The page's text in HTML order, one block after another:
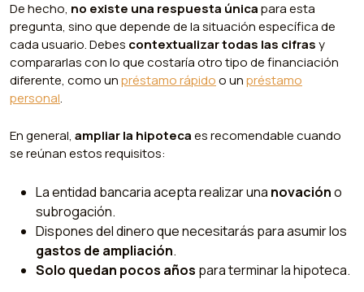
De hecho, no existe una respuesta únicapara esta
pregunta, sino que depende de la situación específica de
cada usuario. Debes contextualizar todas las cifrasy
compararlas con lo que costaría otro tipo de financiación
diferente, como unpréstamo rápidoo unpréstamo
personal.
En general, ampliar la hipotecaes recomendable cuando
se reúnan estos requisitos:
La entidad bancaria acepta realizar una novacióno
subrogación.
Dispones del dinero que necesitarás para asumir los
gastos de ampliación.
Solo quedan pocos años para terminar la hipoteca.